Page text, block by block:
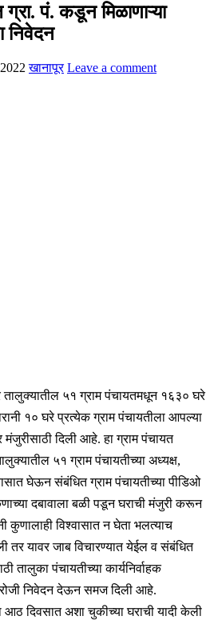
पं. कडून मिळाणाऱ्या
निवेदन
खानापूर Leave a comment
तालुक्यातील ५१ ग्राम पंचायतमधून १६३० घरे
१० घरे प्रत्येक ग्राम पंचायतीला आपल्या
मंजुरीसाठी दिली आहे. हा ग्राम पंचायत
५१ ग्राम पंचायतीच्या अध्यक्ष,
घेऊन संबंधित ग्राम पंचायतीच्या पीडिओ
दबावाला बळी पडून घराची मंजुरी करून
कुणालाही विश्वासात न घेता भलत्याच
तर यावर जाब विचारण्यात येईल व संबंधित
तालुका पंचायतीच्या कार्यनिर्वाहक
रोजी निवेदन देऊन समज दिली आहे.
दिवसात अशा चुकीच्या घराची यादी केली